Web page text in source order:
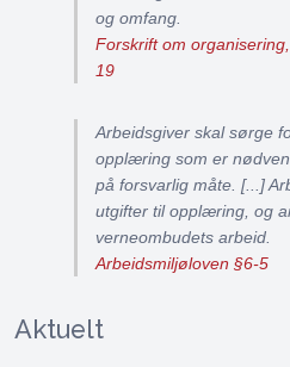
og omfang.
Forskrift om
19
Arbeidsgiver skal sørge
opplæring som er
på forsvarlig måte. [...]
utgifter til opplæring, og
verneombudets arbeid.
Arbeidsmiljøloven §6-5
Aktuelt